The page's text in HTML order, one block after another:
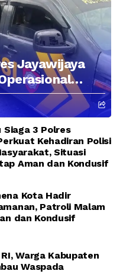
Jayawijaya
Siaga 3 Polres
Kehadiran Polisi
Situasi
Aman dan Kondusif
Kota Hadir
Patroli Malam
dan Kondusif
Warga Kabupaten
Waspada